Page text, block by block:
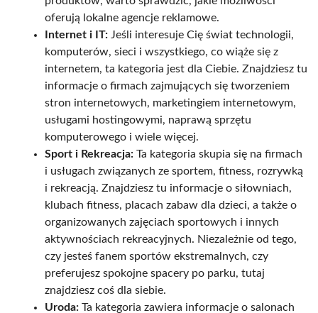
oferują lokalne agencje reklamowe.
Internet i IT: Jeśli interesuje Cię świat technologii,
komputerów, sieci i wszystkiego, co wiąże się z
internetem, ta kategoria jest dla Ciebie. Znajdziesz tu
informacje o firmach zajmujących się tworzeniem
stron internetowych, marketingiem internetowym,
usługami hostingowymi, naprawą sprzętu
komputerowego i wiele więcej.
Sport i Rekreacja: Ta kategoria skupia się na firmach
i usługach związanych ze sportem, fitness, rozrywką
i rekreacją. Znajdziesz tu informacje o siłowniach,
klubach fitness, placach zabaw dla dzieci, a także o
organizowanych zajęciach sportowych i innych
aktywnościach rekreacyjnych. Niezależnie od tego,
czy jesteś fanem sportów ekstremalnych, czy
preferujesz spokojne spacery po parku, tutaj
znajdziesz coś dla siebie.
Uroda: Ta kategoria zawiera informacje o salonach